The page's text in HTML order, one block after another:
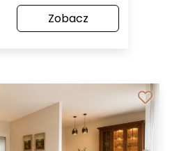
Zobacz